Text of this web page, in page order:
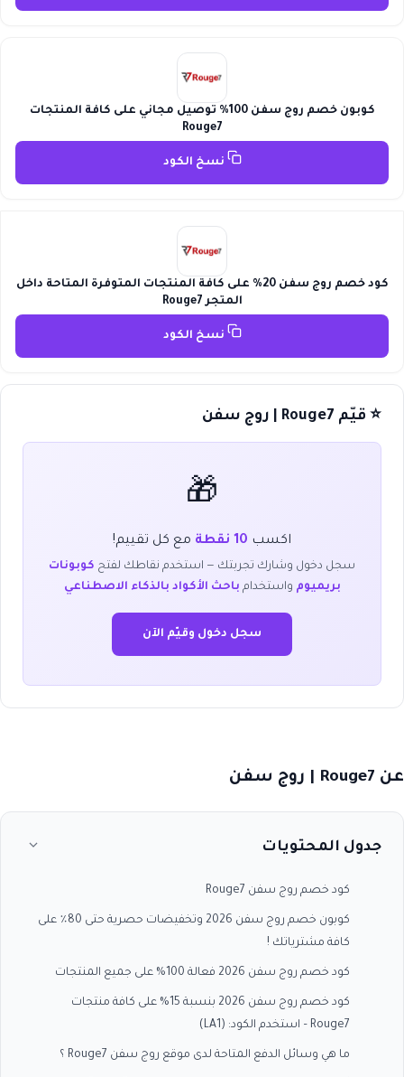
كوبون خصم روج سفن 100% توصيل مجاني على كافة المنتجات
Rouge7
نسخ الكود
كود خصم روج سفن 20% على كافة المنتجات المتوفرة المتاحة داخل
المتجر Rouge7
نسخ الكود
⭐ قيّم Rouge7 | روج سفن
🎁
اكسب 10 نقطة مع كل تقييم!
سجل دخول وشارك تجربتك — استخدم نقاطك لفتح كوبونات
بريميوم واستخدام باحث الأكواد بالذكاء الاصطناعي
سجل دخول وقيّم الآن
عن Rouge7 | روج سفن
جدول المحتويات
كود خصم روج سفن Rouge7
كوبون خصم روج سفن 2026 وتخفيضات حصرية حتى 80٪ على
كافة مشترياتك !
كود خصم روج سفن 2026 فعالة 100% على جميع المنتجات
كود خصم روج سفن 2026 بنسبة 15% على كافة منتجات
Rouge7 – استخدم الكود: (LA1)
ما هي وسائل الدفع المتاحة لدى موقع روج سفن Rouge7 ؟